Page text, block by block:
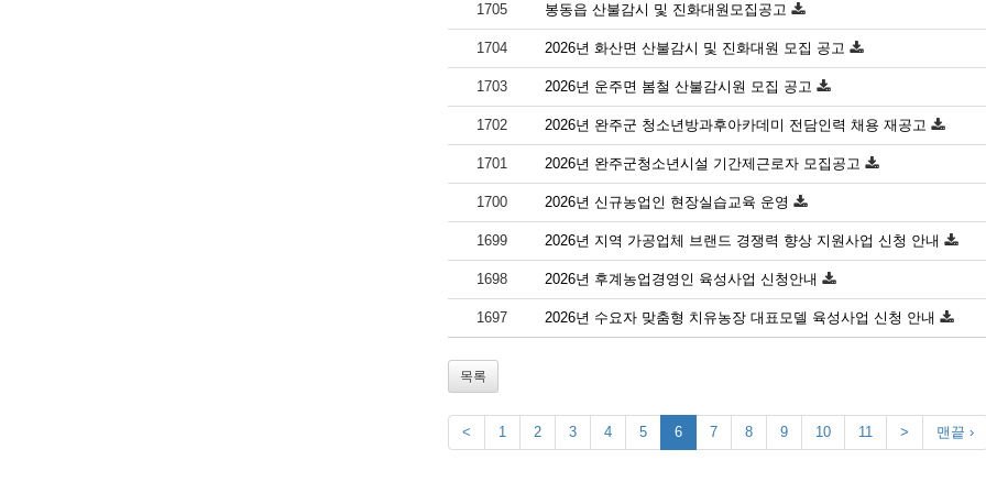
1705 봉동읍 산불감시 및 진화대원모집공고
1704 2026년 화산면 산불감시 및 진화대원 모집 공고
1703 2026년 운주면 봄철 산불감시원 모집 공고
1702 2026년 완주군 청소년방과후아카데미 전담인력 채용 재공고
1701 2026년 완주군청소년시설 기간제근로자 모집공고
1700 2026년 신규농업인 현장실습교육 운영
1699 2026년 지역 가공업체 브랜드 경쟁력 향상 지원사업 신청 안내
1698 2026년 후계농업경영인 육성사업 신청안내
1697 2026년 수요자 맞춤형 치유농장 대표모델 육성사업 신청 안내
목록
< 1 2 3 4 5 6 7 8 9 10 11 > 맨끝 ›